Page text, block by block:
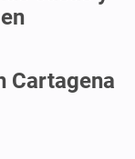
Cartagena